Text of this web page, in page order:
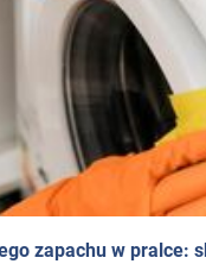
zapachu w pralce: